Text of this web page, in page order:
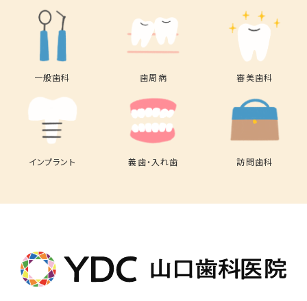
一般歯科 歯周病 審美歯科
インプラント 義歯・入れ歯 訪問歯科